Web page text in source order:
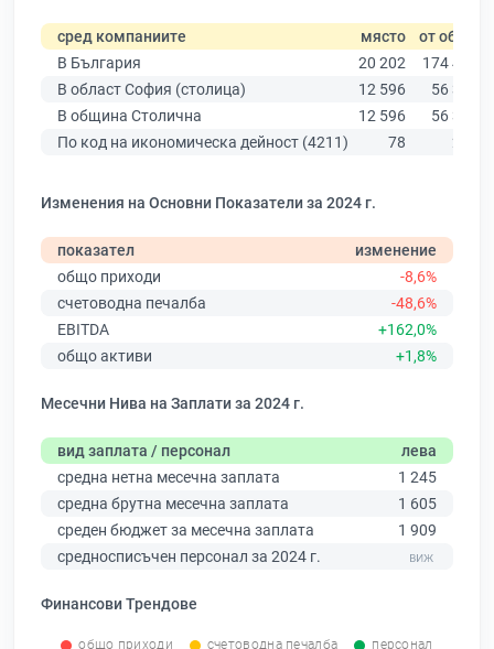
сред компаниите място от общо
В България
20 202
174 403
В област София (столица)
12 596
56 378
В община Столична
12 596
56 378
По код на икономическа дейност (4211)
78 250
Изменения на Основни Показатели за 2024 г.
показател
изменение
общо приходи
-8,6%
счетоводна печалба
-48,6%
EBITDA
+162,0%
общо активи
+1,8%
Месечни Нива на Заплати за 2024 г.
вид заплата / персонал
лева
средна нетна месечна заплата
1 245
средна брутна месечна заплата
1 605
среден бюджет за месечна заплата
1 909
средносписъчен персонал за 2024 г.
Финансови Трендове
общо приходи счетоводна печалба персонал